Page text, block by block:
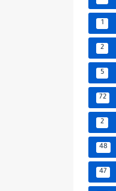
1
2
5
72
2
48
47